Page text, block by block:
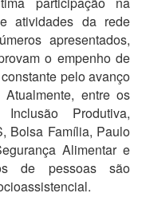
atividades da rede
apresentados,
o empenho de
pelo avanço
entre os
Produtiva,
Bolsa Família, Paulo
Alimentar e
de pessoas são